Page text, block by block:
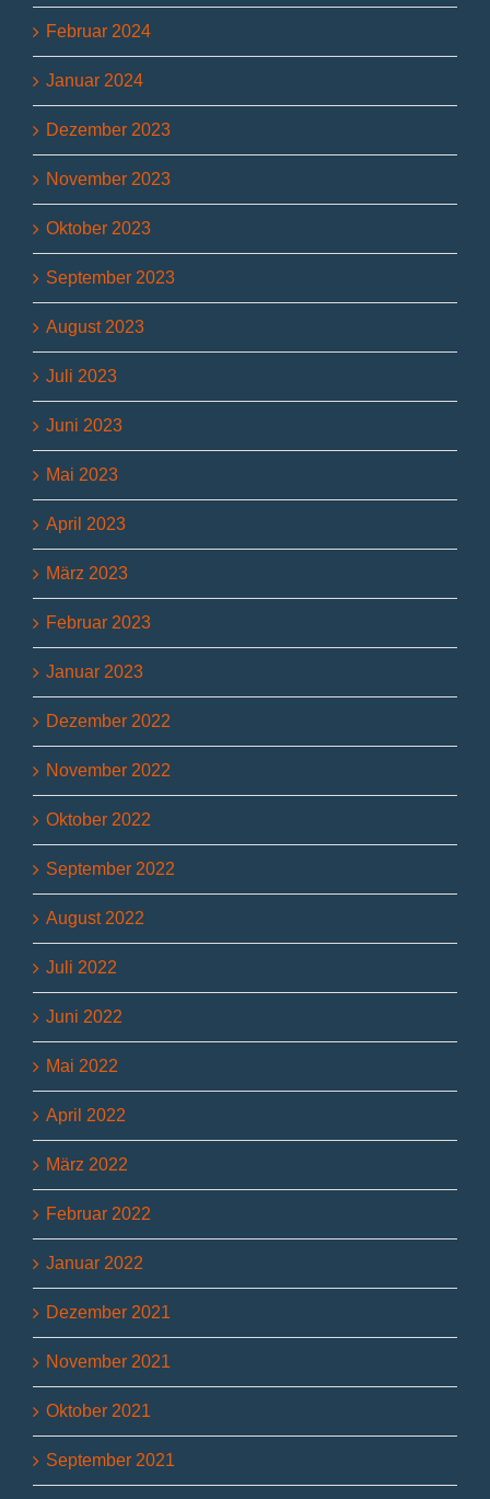
Februar 2024
Januar 2024
Dezember 2023
November 2023
Oktober 2023
September 2023
August 2023
Juli 2023
Juni 2023
Mai 2023
April 2023
März 2023
Februar 2023
Januar 2023
Dezember 2022
November 2022
Oktober 2022
September 2022
August 2022
Juli 2022
Juni 2022
Mai 2022
April 2022
März 2022
Februar 2022
Januar 2022
Dezember 2021
November 2021
Oktober 2021
September 2021